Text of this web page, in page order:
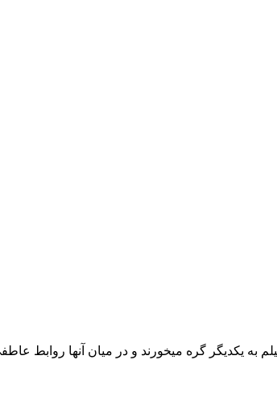
به یکدیگر گره میخورند و در میان آنها روابط